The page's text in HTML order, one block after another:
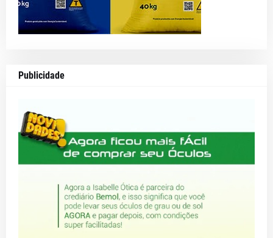
Publicidade